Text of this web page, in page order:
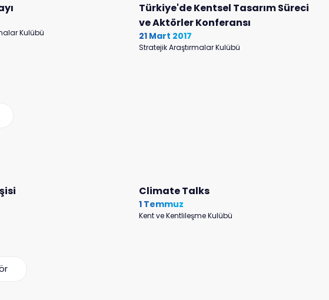
Kulübü
Türkiye'de Kentsel Tasarım Süreci
ve Aktörler Konferansı
21 Mart 2017
Stratejik Araştırmalar Kulübü
Climate Talks
1 Temmuz
Kent ve Kentlileşme Kulübü